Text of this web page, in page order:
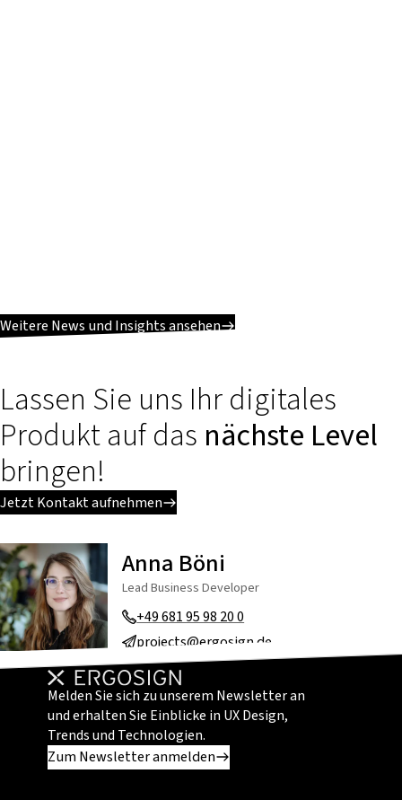
Weitere News und Insights ansehen
Lassen Sie uns Ihr digitales
Produkt auf das nächste Level
bringen!
Jetzt Kontakt aufnehmen
Anna Böni
Lead Business Developer
+49 681 95 98 20 0
projects@ergosign.de
Melden Sie sich zu unserem Newsletter an
und erhalten Sie Einblicke in UX Design,
Trends und Technologien.
Zum Newsletter anmelden